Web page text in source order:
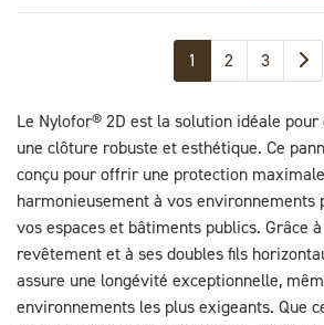
1 2 3
Le Nylofor® 2D est la solution idéale
une clôture robuste et esthétique. Ce
conçu pour offrir une protection
harmonieusement à vos environnements
vos espaces et bâtiments publics. Grâce
revêtement et à ses doubles fils
assure une longévité exceptionnelle,
environnements les plus exigeants. Que